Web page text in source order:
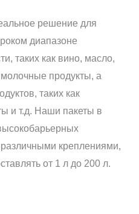
решение для
диапазоне
таких как вино, масло,
молочные продукты, а
таких как
и т.д. Наши пакеты в
креплениями,
от 1 л до 200 л.